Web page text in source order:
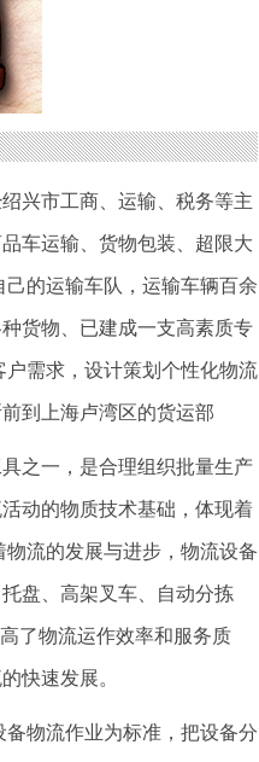
兴市工商、运输、税务等主
车运输、货物包装、超限大
的运输车队，运输车辆百余
货物、已建成一支高素质专
需求，设计策划个性化物流
到上海卢湾区的货运部
之一，是合理组织批量生产
动的物质技术基础，体现着
流的发展与进步，物流设备
盘、高架叉车、自动分拣
了物流运作效率和服务质
快速发展。
物流作业为标准，把设备分